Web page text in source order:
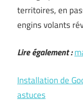
territoires, en
engins volants
Lire également :
Installation de
astuces